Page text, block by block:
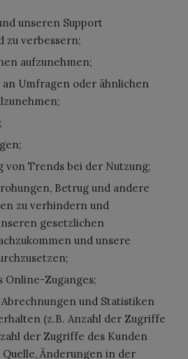
unseren Support
zu verbessern;
aufzunehmen;
an Umfragen oder ähnlichen
von Trends bei der Nutzung;
Betrug und andere
zu verhindern und
gesetzlichen
und unsere
Online-Zuganges;
und Statistiken
(z.B. Anzahl der Zugriffe
der Zugriffe des Kunden
Änderungen in der